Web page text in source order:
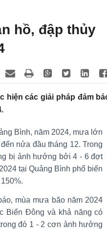
hồ, đập thủy
hiện các giải pháp đảm
Bình, năm 2024, mưa lớn
nửa đầu tháng 12. Trong
bị ảnh hưởng bởi 4 - 6 đợt
tại Quảng Bình phổ biến
mùa mưa bão năm 2024
Biển Đông và khả năng có
đó 1 - 2 cơn ảnh hưởng